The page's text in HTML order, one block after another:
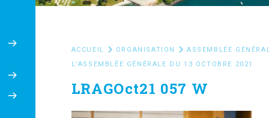
ACCUEIL ORGANISATION
ASSEMBLÉE
L’ASSEMBLÉE GÉNÉRALE DU 13 OCTOBRE 2021
LRAGOct21 057 W